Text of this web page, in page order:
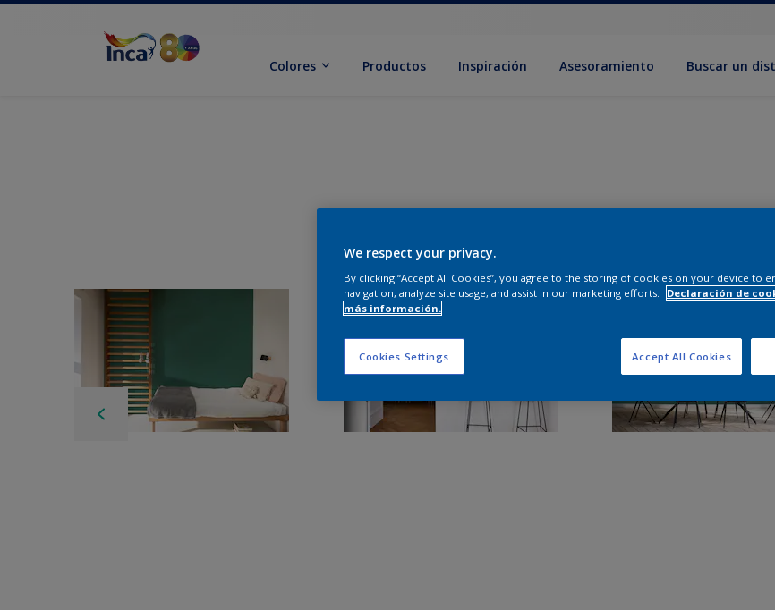
Colores Productos Inspiración Asesoramiento Buscar un
We respect your privacy.
By clicking “Accept All Cookies”, you agree to the storing of cookies on your device to
navigation, analyze site usage, and assist in our marketing efforts.
Declaración de
más información.
Cookies Settings Accept All Cookies